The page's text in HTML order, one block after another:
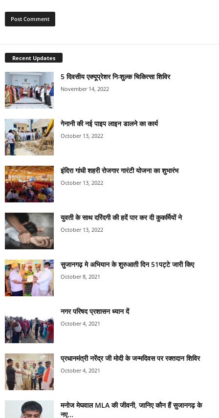
Recent Updates
5 दिवसीय एक्यूप्रेशर निःशुल्क चिकित्सा शिविर
November 14, 2022
गेनानी की नई पाइप लाइन डालने का कार्य
October 13, 2022
इंदिरा गांधी शहरी रोजगार गारंटी योजना का शुभारंभ
October 13, 2022
युवती के साथ दरिंदगी की हदें पार कर दी कुकर्मियों ने
October 13, 2022
सुजानगढ़ मे अभियान के शुरुआती दिन 51पट्टे जारी किए
October 8, 2021
नगर परिषद प्रशासन ध्यान दें
October 4, 2021
प्रधानमंत्री नरेंद्र जी मोदी के जन्मदिवस पर रक्तदान शिविर
October 4, 2021
मनोज मेघवाल MLA की जीवनी, जानिए कौन हैं सुजानगढ़ के
नए...